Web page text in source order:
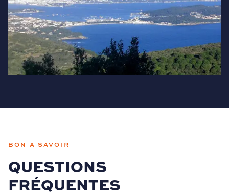
BON À SAVOIR
QUESTIONS
FRÉQUENTES